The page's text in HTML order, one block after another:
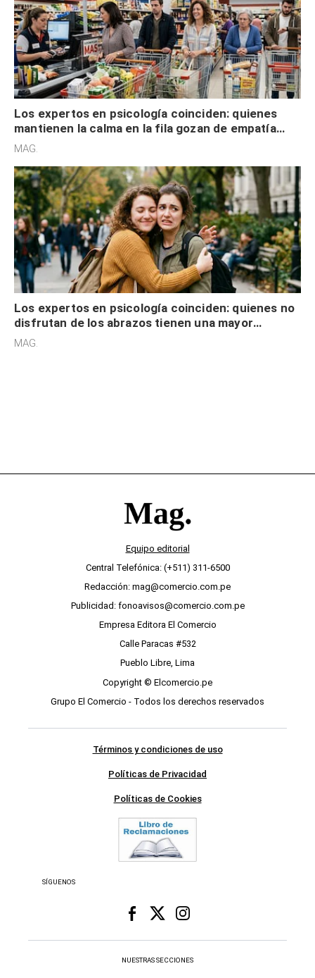
Los expertos en psicología coinciden: quienes
mantienen la calma en la fila gozan de empatía
cognitiva, gratitud y no solo tienen autocontrol
MAG.
Los expertos en psicología coinciden: quienes no
disfrutan de los abrazos tienen una mayor
sensibilidad a los estímulos físicos y no es por
MAG.
Equipo editorial
Central Telefónica: (+511) 311-6500
Redacción: mag@comercio.com.pe
Publicidad: fonoavisos@comercio.com.pe
Empresa Editora El Comercio
Calle Paracas #532
Pueblo Libre, Lima
Copyright © Elcomercio.pe
Grupo El Comercio - Todos los derechos reservados
Términos y condiciones de uso
Políticas de Privacidad
Políticas de Cookies
SÍGUENOS
NUESTRAS SECCIONES